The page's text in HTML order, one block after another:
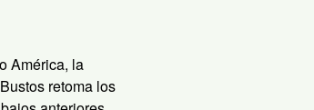
América, la
retoma los